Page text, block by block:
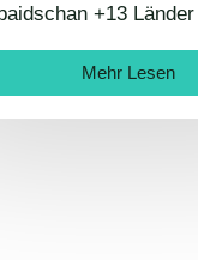
+13
Mehr Lesen